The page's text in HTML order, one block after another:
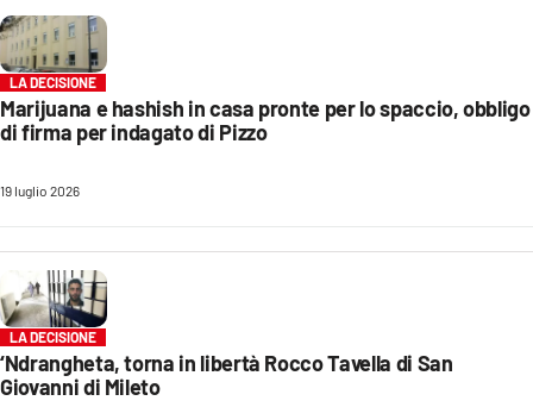
SPORT
Streaming
LAC TV
LAC NETWORK
LAC ONAIR
LaC
Network
LACPLAY.IT
LA DECISIONE
Marijuana e hashish in casa pronte per lo spaccio, obbligo
di firma per indagato di Pizzo
19 luglio 2026
LA DECISIONE
‘Ndrangheta, torna in libertà Rocco Tavella di San
Giovanni di Mileto